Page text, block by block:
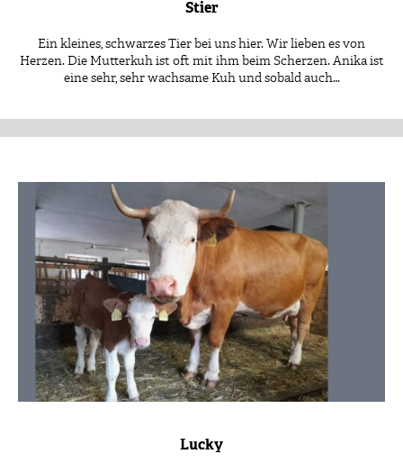
Stier
Ein kleines, schwarzes Tier bei uns hier. Wir lieben es von
Herzen. Die Mutterkuh ist oft mit ihm beim Scherzen. Anika ist
eine sehr, sehr wachsame Kuh und sobald auch…
Lucky